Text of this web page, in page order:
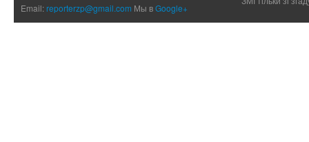
Email:reporterzp@gmail.com Мы вGoogle+